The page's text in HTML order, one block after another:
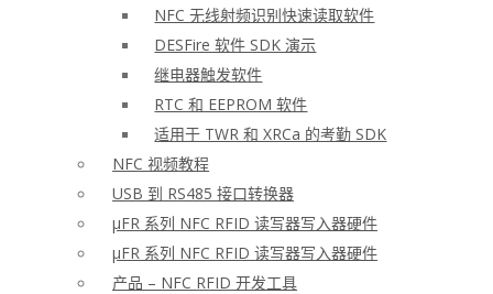
NFC 无线射频识别快速读取软件
DESFire 软件 SDK 演示
继电器触发软件
RTC 和 EEPROM 软件
适用于 TWR 和 XRCa 的考勤 SDK
NFC 视频教程
USB 到 RS485 接口转换器
μFR 系列 NFC RFID 读写器写入器硬件
μFR 系列 NFC RFID 读写器写入器硬件
产品 – NFC RFID 开发工具